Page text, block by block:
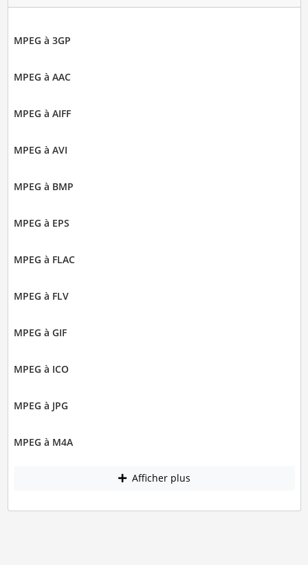
MPEG à 3GP
MPEG à AAC
MPEG à AIFF
MPEG à AVI
MPEG à BMP
MPEG à EPS
MPEG à FLAC
MPEG à FLV
MPEG à GIF
MPEG à ICO
MPEG à JPG
MPEG à M4A
Afficher plus